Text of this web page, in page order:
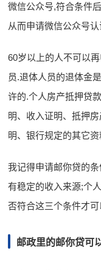
微信公众号,符合条件
从而申请微信公众号认
60岁以上的人不可以
员.退体人员的退体金
许的.个人房产抵押贷
明、收入证明、抵押
明、银行规定的其它资
我记得申请邮你贷的
有稳定的收入来源;个
否符合这三个条件才可
邮政里的邮你贷可